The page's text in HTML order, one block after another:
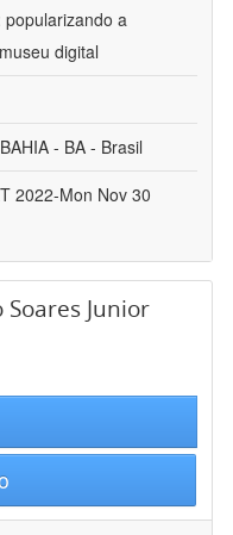
a
digital
- BA - Brasil
2022-Mon Nov 30
Junior